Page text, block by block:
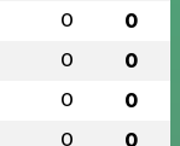
0 0
0 0
0 0
0 0